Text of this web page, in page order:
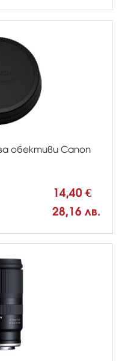
обективи Canon
14,40 €
28,16 лв.